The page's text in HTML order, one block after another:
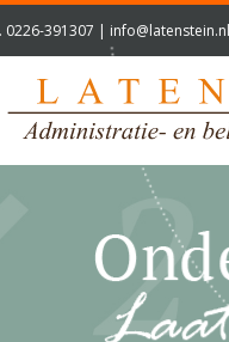
0226-391307 | info@latenstein.nl